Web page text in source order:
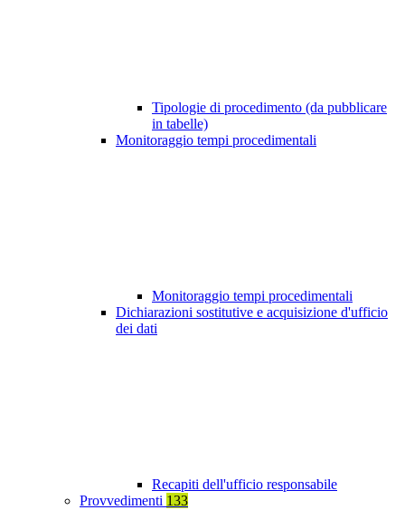
Tipologie di procedimento (da pubblicare
in tabelle)
Monitoraggio tempi procedimentali
Monitoraggio tempi procedimentali
Dichiarazioni sostitutive e acquisizione d'ufficio
dei dati
Recapiti dell'ufficio responsabile
Provvedimenti 133